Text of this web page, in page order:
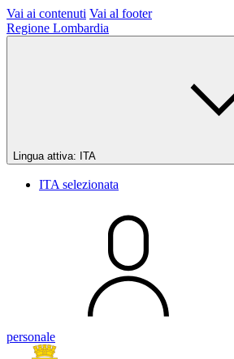
Vai ai contenuti Vai al footer
Regione Lombardia
Lingua attiva: ITA
ITA selezionata
personale